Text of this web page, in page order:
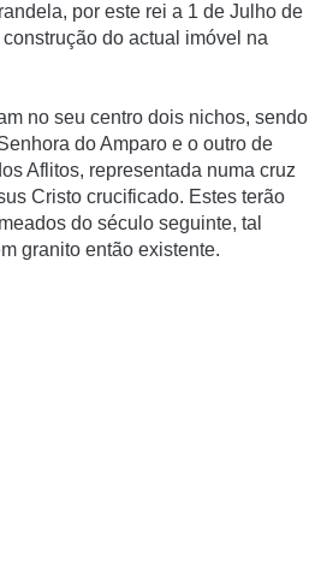
por este rei a 1 de Julho de
do actual imóvel na
no seu centro dois nichos, sendo
do Amparo e o outro de
Aflitos, representada numa cruz
Cristo crucificado. Estes terão
do século seguinte, tal
granito então existente.